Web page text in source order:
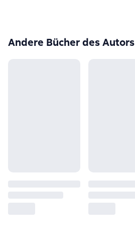
Andere Bücher des Autors